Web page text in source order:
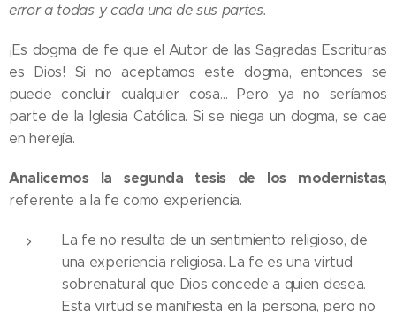
error a todas y cada una de sus partes.
¡Es dogma de fe que el Autor de las Sagradas Escrituras
es Dios! Si no aceptamos este dogma, entonces se
puede concluir cualquier cosa… Pero ya no seríamos
parte de la Iglesia Católica. Si se niega un dogma, se cae
en herejía.
Analicemos la segunda tesis de los modernistas,
referente a la fe como experiencia.
La fe no resulta de un sentimiento religioso, de
una experiencia religiosa. La fe es una virtud
sobrenatural que Dios concede a quien desea.
Esta virtud se manifiesta en la persona, pero no